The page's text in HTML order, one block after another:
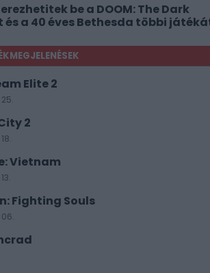
be a DOOM: The Dark
és a 40 éves Bethesda többi
Elite 2
2
Vietnam
Fighting Souls